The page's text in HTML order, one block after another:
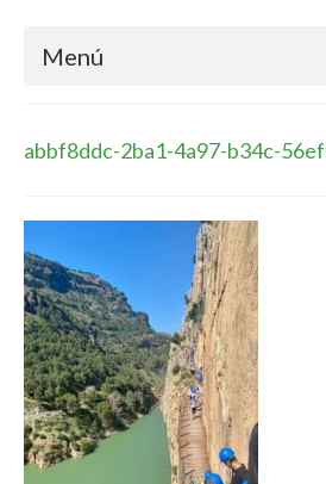
Menú
Buzón de sugerencias
Departamentos
Lengua Castellana y
Educación física
Ciencias Naturales
abbf8ddc-2ba1-4a97-b34c-